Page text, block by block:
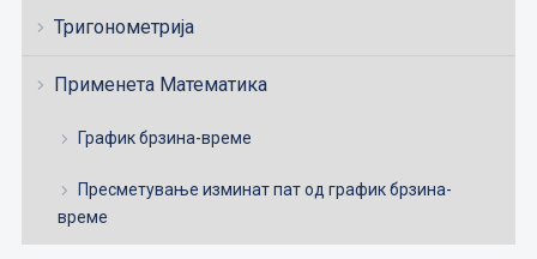
Тригонометрија
Применета Математика
График брзина-време
Пресметување изминат пат од график брзина-
време